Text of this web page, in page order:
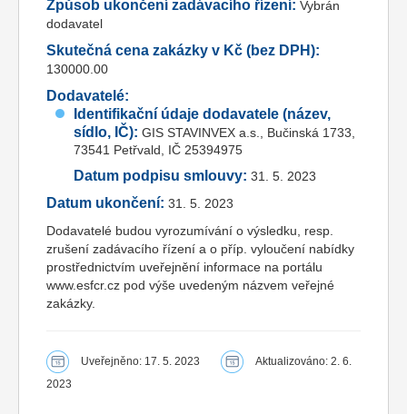
Způsob ukončení zadávacího řízení: Vybrán
dodavatel
Skutečná cena zakázky v Kč (bez DPH):
130000.00
Dodavatelé:
Identifikační údaje dodavatele (název,
sídlo, IČ): GIS STAVINVEX a.s., Bučinská 1733,
73541 Petřvald, IČ 25394975
Datum podpisu smlouvy: 31. 5. 2023
Datum ukončení: 31. 5. 2023
Dodavatelé budou vyrozumívání o výsledku, resp.
zrušení zadávacího řízení a o příp. vyloučení nabídky
prostřednictvím uveřejnění informace na portálu
www.esfcr.cz pod výše uvedeným názvem veřejné
zakázky.
Uveřejněno: 17. 5. 2023
Aktualizováno: 2. 6.
2023